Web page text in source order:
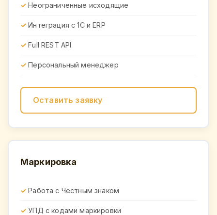
Неограниченные исходящие
Интеграция с 1С и ERP
Full REST API
Персональный менеджер
Оставить заявку
Маркировка
Работа с Честным знаком
УПД с кодами маркировки